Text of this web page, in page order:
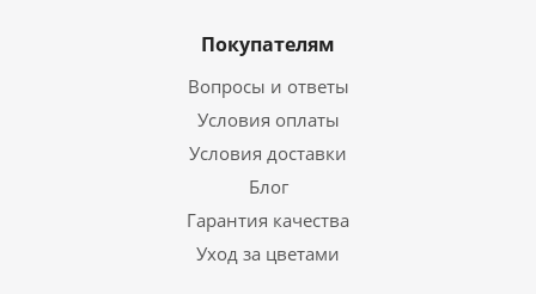
Покупателям
Вопросы и ответы
Условия оплаты
Условия доставки
Блог
Гарантия качества
Уход за цветами